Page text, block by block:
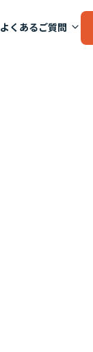
よくあるご質問